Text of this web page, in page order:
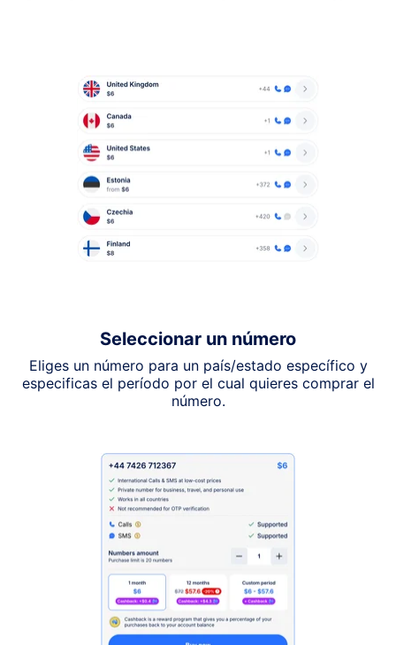
Seleccionar un número
Eliges un número para un país/estado específico y
especificas el período por el cual quieres comprar el
número.